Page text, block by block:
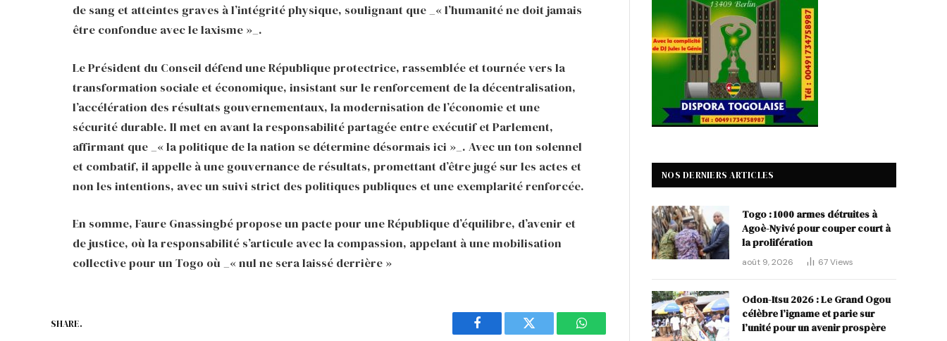
de sang et atteintes graves à l’intégrité physique, soulignant que _« l’humanité ne doit jamais
être confondue avec le laxisme »_.
Le Président du Conseil défend une République protectrice, rassemblée et tournée vers la
transformation sociale et économique, insistant sur le renforcement de la décentralisation,
l’accélération des résultats gouvernementaux, la modernisation de l’économie et une
sécurité durable. Il met en avant la responsabilité partagée entre exécutif et Parlement,
affirmant que _« la politique de la nation se détermine désormais ici »_. Avec un ton solennel
et combatif, il appelle à une gouvernance de résultats, promettant d’être jugé sur les actes et
non les intentions, avec un suivi strict des politiques publiques et une exemplarité renforcée.
En somme, Faure Gnassingbé propose un pacte pour une République d’équilibre, d’avenir et
de justice, où la responsabilité s’articule avec la compassion, appelant à une mobilisation
collective pour un Togo où _« nul ne sera laissé derrière »
SHARE.
Facebook Twitter WhatsApp
NOS DERNIERS ARTICLES
Togo : 1000 armes détruites à
Agoè-Nyivé pour couper court à
la prolifération
août 9, 2026 67Views
Odon-Itsu 2026 : Le Grand Ogou
célèbre l’igname et parie sur
l’unité pour un avenir prospère